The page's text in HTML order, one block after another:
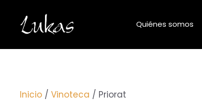
contenido
Quiénes somos
Inicio / Vinoteca / Priorat